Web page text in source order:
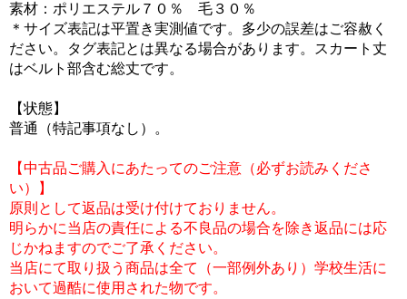
素材：ポリエステル７０％ 毛３０％
＊サイズ表記は平置き実測値です。多少の誤差はご容赦く
ださい。タグ表記とは異なる場合があります。スカート丈
はベルト部含む総丈です。
【状態】
普通（特記事項なし）。
【中古品ご購入にあたってのご注意（必ずお読みくださ
い）】
原則として返品は受け付けておりません。
明らかに当店の責任による不良品の場合を除き返品には応
じかねますのでご了承ください。
当店にて取り扱う商品は全て（一部例外あり）学校生活に
おいて過酷に使用された物です。